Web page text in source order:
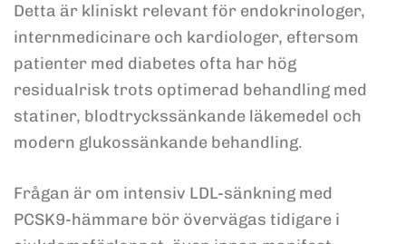
Detta är kliniskt relevant för endokrinologer,
internmedicinare och kardiologer, eftersom
patienter med diabetes ofta har hög
residualrisk trots optimerad behandling med
statiner, blodtryckssänkande läkemedel och
modern glukossänkande behandling.
Frågan är om intensiv LDL-sänkning med
PCSK9-hämmare bör övervägas tidigare i